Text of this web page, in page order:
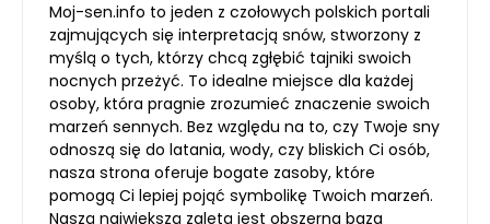
Moj-sen.info to jeden z czołowych polskich portali
zajmujących się interpretacją snów, stworzony z
myślą o tych, którzy chcą zgłębić tajniki swoich
nocnych przeżyć. To idealne miejsce dla każdej
osoby, która pragnie zrozumieć znaczenie swoich
marzeń sennych. Bez względu na to, czy Twoje sny
odnoszą się do latania, wody, czy bliskich Ci osób,
nasza strona oferuje bogate zasoby, które
pomogą Ci lepiej pojąć symbolikę Twoich marzeń.
Naszą największą zaletą jest obszerna baza